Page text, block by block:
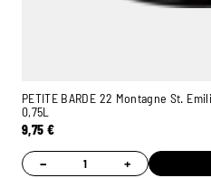
PETITE BARDE 22 Montagne St.
0,75L
9,75 €
− +